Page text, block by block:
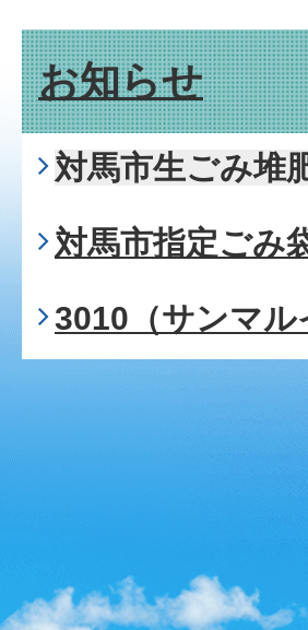
お知らせ
対馬市生ごみ堆
対馬市指定ごみ
3010（サンマル